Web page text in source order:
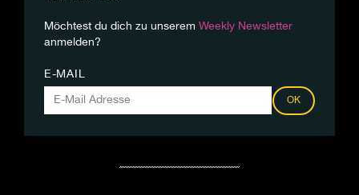
Möchtest du dich zu unserem Weekly Newsletter
anmelden?
E-MAIL
OK